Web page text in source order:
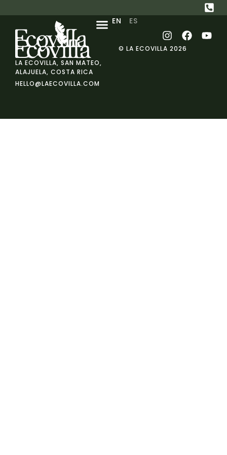
EN ES
LA ECOVILLA, SAN MATEO,
ALAJUELA, COSTA RICA
HELLO@LAECOVILLA.COM
© LA ECOVILLA 2026